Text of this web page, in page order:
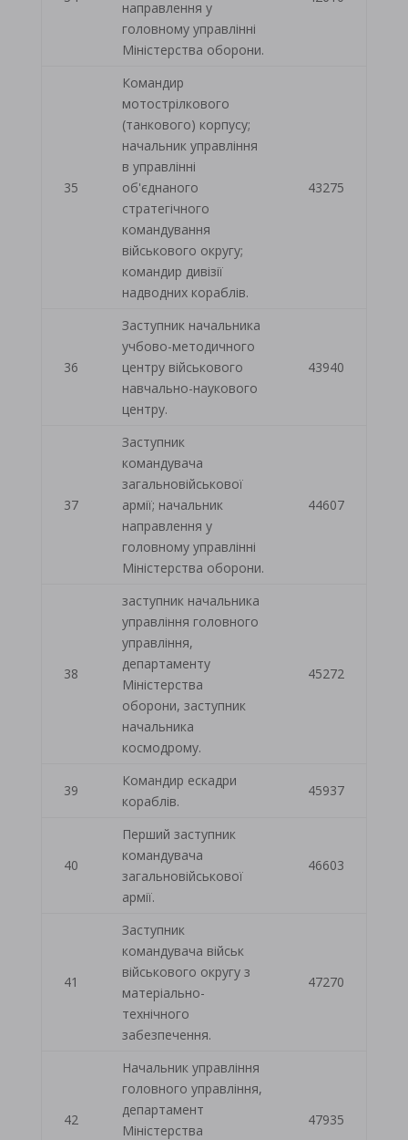
направлення у
головному управлінні
Міністерства оборони.
35
Командир
мотострілкового
(танкового) корпусу;
начальник управління
в управлінні
об'єднаного
стратегічного
командування
військового округу;
командир дивізії
надводних кораблів.
43275
36
Заступник начальника
учбово-методичного
центру військового
навчально-наукового
центру.
43940
37
Заступник
командувача
загальновійськової
армії; начальник
направлення у
головному управлінні
Міністерства оборони.
44607
38
заступник начальника
управління головного
управління,
департаменту
Міністерства
оборони, заступник
начальника
космодрому.
45272
39
Командир ескадри
кораблів.
45937
40
Перший заступник
командувача
загальновійськової
армії.
46603
41
Заступник
командувача військ
військового округу з
матеріально-
технічного
забезпечення.
47270
42
Начальник управління
головного управління,
департамент
Міністерства
47935